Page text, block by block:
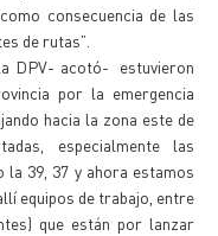
consecuencia de las
de rutas”.
DPV- acotó- estuvieron
por la emergencia
hacia la zona este de
especialmente las
39, 37 y ahora estamos
equipos de trabajo, entre
que están por lanzar